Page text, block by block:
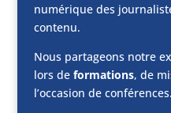
numérique des
contenu.
Nous partageons notre
lors de formations, de
l’occasion de conférences.